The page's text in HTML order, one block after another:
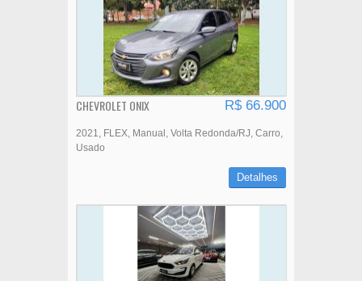
CHEVROLET ONIX R$ 66.900
2021 FLEX Manual Volta Redonda/RJ Carro
Usado
Detalhes